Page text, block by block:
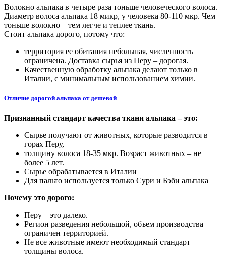
Волокно альпака в четыре раза тоньше человеческого волоса.
Диаметр волоса альпака 18 микр, у человека 80-110 мкр. Чем
тоньше волокно – тем легче и теплее ткань.
Стоит альпака дорого, потому что:
территория ее обитания небольшая, численность
ограничена. Доставка сырья из Перу – дорогая.
Качественную обработку альпака делают только в
Италии, с минимальным использованием химии.
Отличие дорогой альпака от дешевой
Признанный стандарт качества ткани альпака – это:
Сырье получают от животных, которые разводится в
горах Перу,
толщину волоса 18-35 мкр. Возраст животных – не
более 5 лет.
Сырье обрабатывается в Италии
Для пальто используется только Сури и Бэби альпака
Почему это дорого:
Перу – это далеко.
Регион разведения небольшой, объем производства
ограничен территорией.
Не все животные имеют необходимый стандарт
толщины волоса.